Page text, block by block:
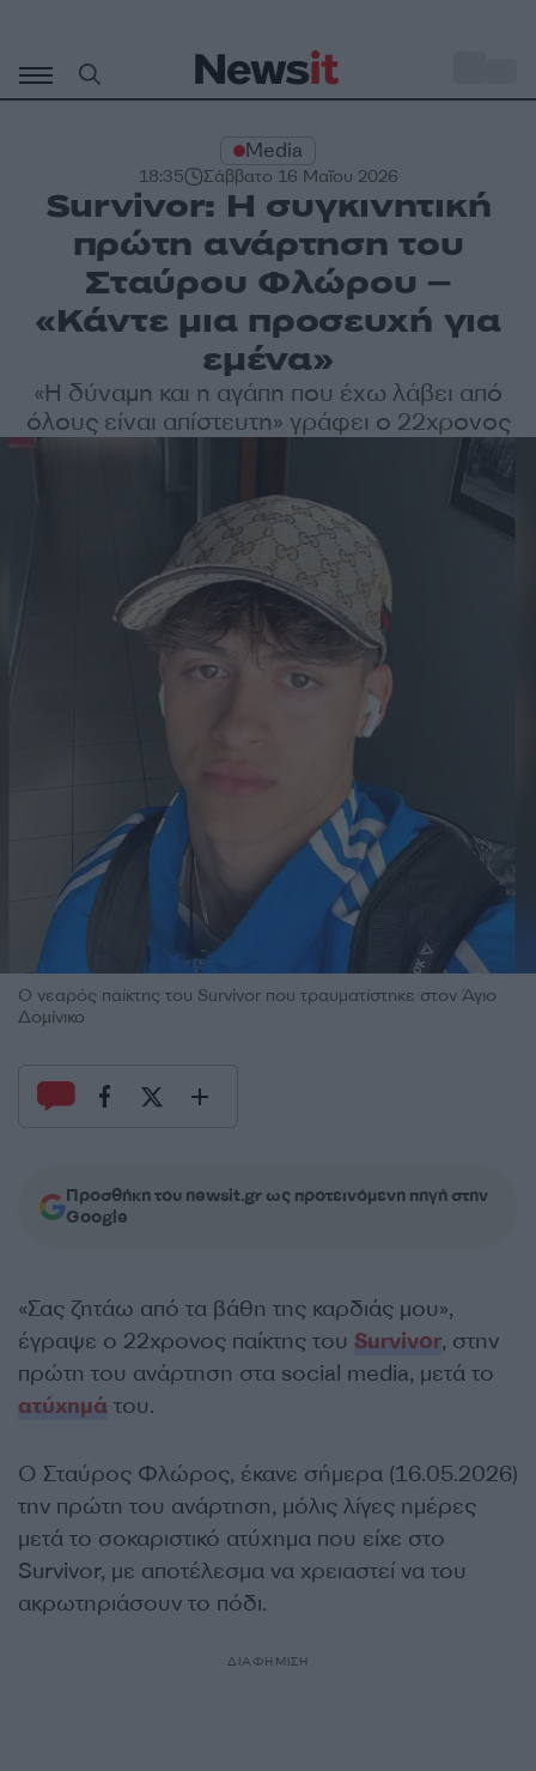
περιεχόμενο
Media
18:35 Σάββατο 16 Μαΐου 2026
Survivor: Η συγκινητική
πρώτη ανάρτηση του
Σταύρου Φλώρου –
«Κάντε μια προσευχή για
εμένα»
«Η δύναμη και η αγάπη που έχω λάβει από
όλους είναι απίστευτη» γράφει ο 22χρονος
Ο νεαρός παίκτης του Survivor που τραυματίστηκε στον Άγιο
Δομίνικο
Προσθήκη του newsit.gr ως προτεινόμενη πηγή στην
Google
«Σας ζητάω από τα βάθη της καρδιάς μου»,
έγραψε ο 22χρονος παίκτης του Survivor, στην
πρώτη του ανάρτηση στα social media, μετά το
ατύχημά του.
Ο Σταύρος Φλώρος, έκανε σήμερα (16.05.2026)
την πρώτη του ανάρτηση, μόλις λίγες ημέρες
μετά το σοκαριστικό ατύχημα που είχε στο
Survivor, με αποτέλεσμα να χρειαστεί να του
ακρωτηριάσουν το πόδι.
ΔΙΑΦΗΜΙΣΗ